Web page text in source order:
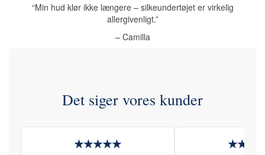
“Min hud klør ikke længere – silkeundertøjet er virkelig
allergivenligt.”
– Camilla
Det siger vores kunder
★★★★★